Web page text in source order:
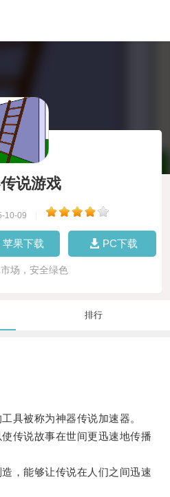
说游戏
10-09
苹果下载 PC下载
场，安全绿色
排行
被称为神器传说加速器。
说故事在世间更迅速地传播
能够让传说在人们之间迅速